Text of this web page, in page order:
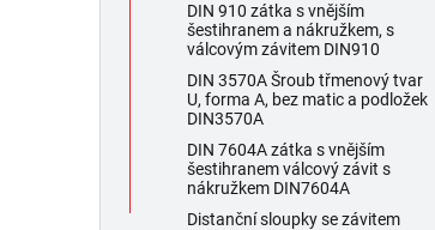
DIN 910 zátka s vnějším
šestihranem a nákružkem, s
válcovým závitem DIN910
DIN 3570A Šroub třmenový tvar
U, forma A, bez matic a podložek
DIN3570A
DIN 7604A zátka s vnějším
šestihranem válcový závit s
nákružkem DIN7604A
Distanční sloupky se závitem